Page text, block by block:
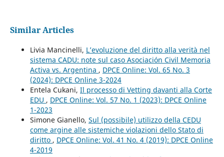
Similar Articles
Livia Mancinelli, L’evoluzione del diritto alla verità nel
sistema CADU: note sul caso Asociación Civil Memoria
Activa vs. Argentina , DPCE Online: Vol. 65 No. 3
(2024): DPCE Online 3-2024
Entela Cukani, Il processo di Vetting davanti alla Corte
EDU , DPCE Online: Vol. 57 No. 1 (2023): DPCE Online
1-2023
Simone Gianello, Sul (possibile) utilizzo della CEDU
come argine alle sistemiche violazioni dello Stato di
diritto , DPCE Online: Vol. 41 No. 4 (2019): DPCE Online
4-2019